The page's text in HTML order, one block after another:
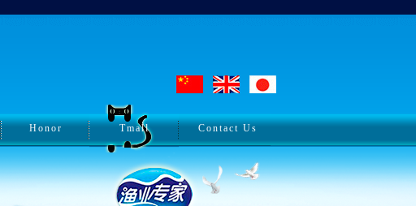
Honor Tmall Contact Us